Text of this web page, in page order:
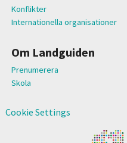
Konflikter
Internationella organisationer
Om Landguiden
Prenumerera
Skola
Cookie Settings